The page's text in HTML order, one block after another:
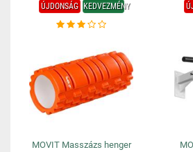
ÚJDONSÁG KEDVEZMÉNY
MOVIT Masszázs henger